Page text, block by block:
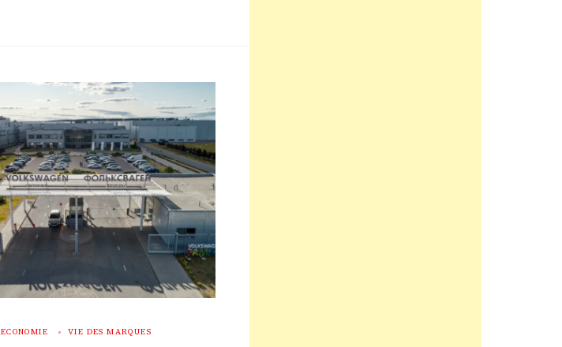
ECONOMIE VIE DES MARQUES